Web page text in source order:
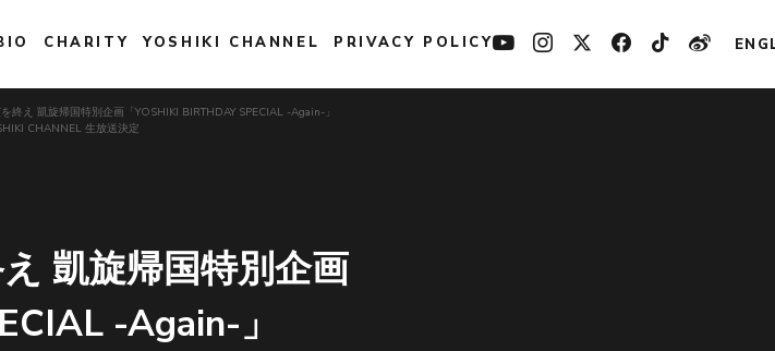
CHARITY YOSHIKI CHANNEL PRIVACY POLICY
終え 凱旋帰国特別企画「YOSHIKI BIRTHDAY SPECIAL -Again-」
CHANNEL 生放送決定
凱旋帰国特別企画
-Again-」